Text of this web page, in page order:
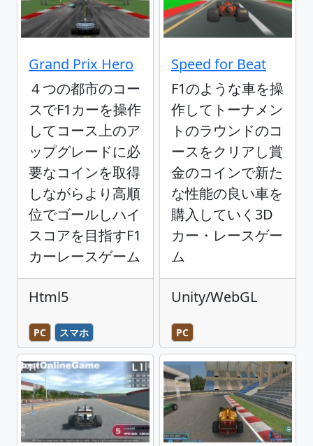
Grand Prix Hero
４つの都市のコー
スでF1カーを操作
してコース上のア
ップグレードに必
要なコインを取得
しながらより高順
位でゴールしハイ
スコアを目指すF1
カーレースゲーム
Html5
PC スマホ
Speed for Beat
F1のような車を操
作してトーナメン
トのラウンドのコ
ースをクリアし賞
金のコインで新た
な性能の良い車を
購入していく3D
カー・レースゲー
ム
Unity/WebGL
PC